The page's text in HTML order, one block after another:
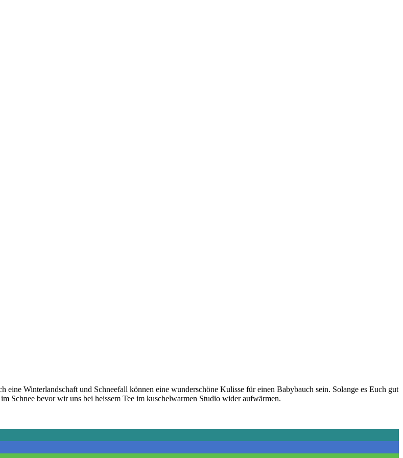
eine Winterlandschaft und Schneefall können eine wunderschöne Kulisse für einen Babybauch sein. Solange es Euch gut
Schnee bevor wir uns bei heissem Tee im kuschelwarmen Studio wider aufwärmen.